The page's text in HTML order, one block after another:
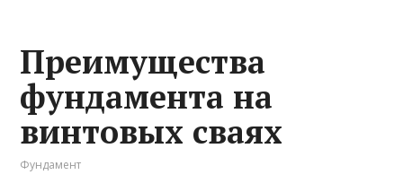
Преимущества
фундамента на
винтовых сваях
Фундамент